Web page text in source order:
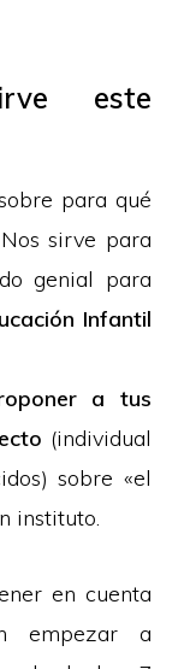
este
para qué
sirve para
genial para
Infantil
a tus
(individual
sobre «el
instituto.
en cuenta
empezar a